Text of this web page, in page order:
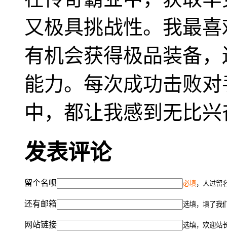
又极具挑战性。我最
有机会获得极品装备
能力。每次成功击败
中，都让我感到无比
发表评论
留个名呗 必填，人过留
还有邮箱 选填，填了我
网站链接 选填，欢迎站